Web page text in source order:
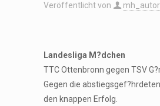
Veröffentlicht von mh_autor
Landesliga M?dchen
TTC Ottenbronn gegen TSV
Gegen die
den knappen Erfolg.